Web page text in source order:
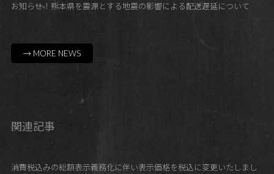
お知らせ！熊本県を震源とする地震の影響による配送遅延について
→ MORE NEWS
関連記事
消費税込みの総額表示義務化に伴い表示価格を税込に変更いたしまし